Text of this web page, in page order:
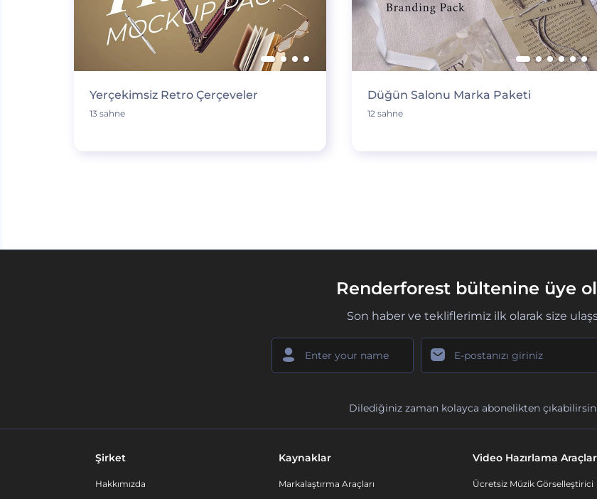
Yerçekimsiz Retro Çerçeveler
13 sahne
Düğün Salonu Marka Paketi
12 sahne
Renderforest bültenine üye
Son haber ve tekliflerimiz ilk olarak size
Dilediğiniz zaman kolayca abonelikten
Şirket
Hakkımızda
Kaynaklar
Markalaştırma Araçları
Video Hazırlama
Ücretsiz Müzik Görselleştirici